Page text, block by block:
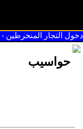
دخول التجار المنخرطين -
حواسيب